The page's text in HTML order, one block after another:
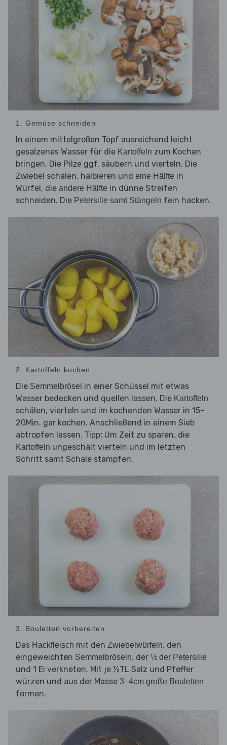
1. Gemüse schneiden
In einem mittelgroßen Topf ausreichend leicht
gesalzenes Wasser für die Kartoffeln zum Kochen
bringen. Die Pilze ggf. säubern und vierteln. Die
Zwiebel schälen, halbieren und eine Hälfte in
Würfel, die andere Hälfte in dünne Streifen
schneiden. Die Petersilie samt Stängeln fein hacken.
2. Kartoffeln kochen
Die Semmelbrösel in einer Schüssel mit etwas
Wasser bedecken und quellen lassen. Die Kartoffeln
schälen, vierteln und im kochenden Wasser in 15–
20Min. gar kochen. Anschließend in einem Sieb
abtropfen lassen. Tipp: Um Zeit zu sparen, die
Kartoffeln ungeschält vierteln und im letzten
Schritt samt Schale stampfen.
3. Bouletten vorbereiten
Das Hackfleisch mit den Zwiebelwürfeln, den
eingeweichten Semmelbröseln, der ½ der Petersilie
und 1 Ei verkneten. Mit je ½TL Salz und Pfeffer
würzen und aus der Masse 3–4cm große Bouletten
formen.